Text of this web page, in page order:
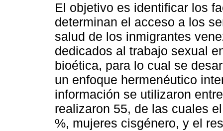
El objetivo es identificar los
determinan el acceso a los
salud de los inmigrantes
dedicados al trabajo sexual
bioética, para lo cual se
un enfoque hermenéutico
información se utilizaron
realizaron 55, de las cuales
%, mujeres cisgénero, y el